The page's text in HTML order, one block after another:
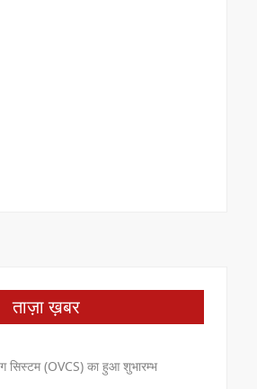
ताज़ा ख़बर
सिस्टम (OVCS) का हुआ शुभारम्भ